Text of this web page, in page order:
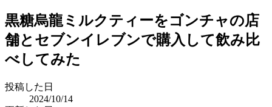
黒糖烏龍ミルクティーをゴンチャの店
舗とセブンイレブンで購入して飲み比
べしてみた
投稿した日
2024/10/14